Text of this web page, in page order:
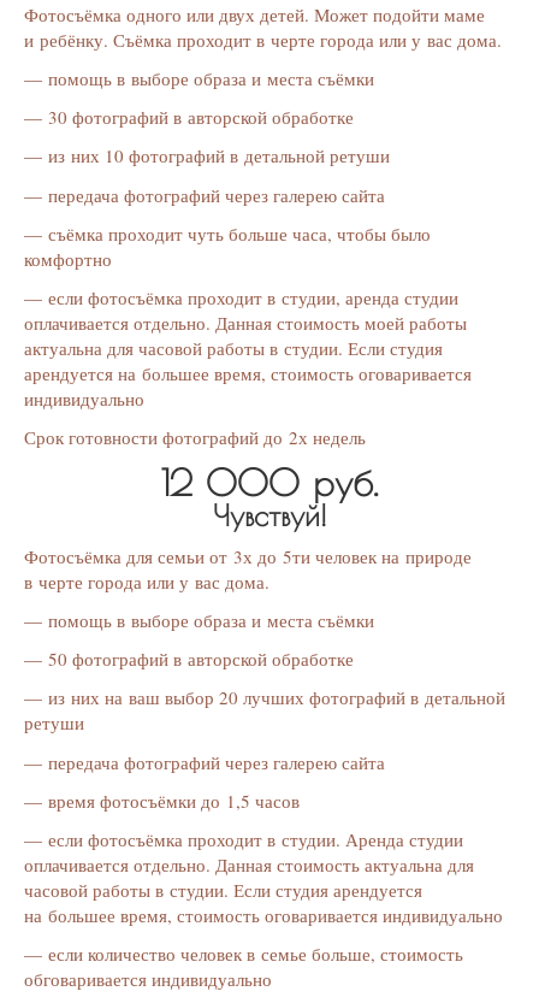
Фотосъёмка одного или двух детей. Может подойти маме
и ребёнку. Съёмка проходит в черте города или у вас дома.
— помощь в выборе образа и места съёмки
— 30 фотографий в авторской обработке
— из них 10 фотографий в детальной ретуши
— передача фотографий через галерею сайта
— съёмка проходит чуть больше часа, чтобы было
комфортно
— если фотосъёмка проходит в студии, аренда студии
оплачивается отдельно. Данная стоимость моей работы
актуальна для часовой работы в студии. Если студия
арендуется на большее время, стоимость оговаривается
индивидуально
Срок готовности фотографий до 2х недель
12 000 руб.
Чувствуй!
Фотосъёмка для семьи от 3х до 5ти человек на природе
в черте города или у вас дома.
— помощь в выборе образа и места съёмки
— 50 фотографий в авторской обработке
— из них на ваш выбор 20 лучших фотографий в детальной
ретуши
— передача фотографий через галерею сайта
— время фотосъёмки до 1,5 часов
— если фотосъёмка проходит в студии. Аренда студии
оплачивается отдельно. Данная стоимость актуальна для
часовой работы в студии. Если студия арендуется
на большее время, стоимость оговаривается индивидуально
— если количество человек в семье больше, стоимость
обговаривается индивидуально